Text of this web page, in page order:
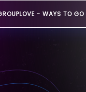
- WAYS TO GO